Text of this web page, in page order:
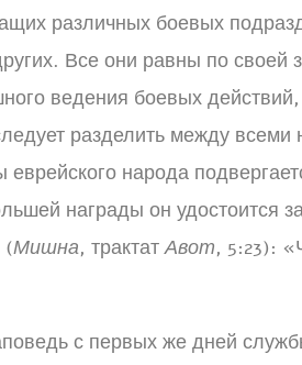
различных боевых
Все они равны по своей
ведения боевых действий,
разделить между
народа
награды он удостоится
(Мишна, трактатАвот, 5:23):
с первых же дней